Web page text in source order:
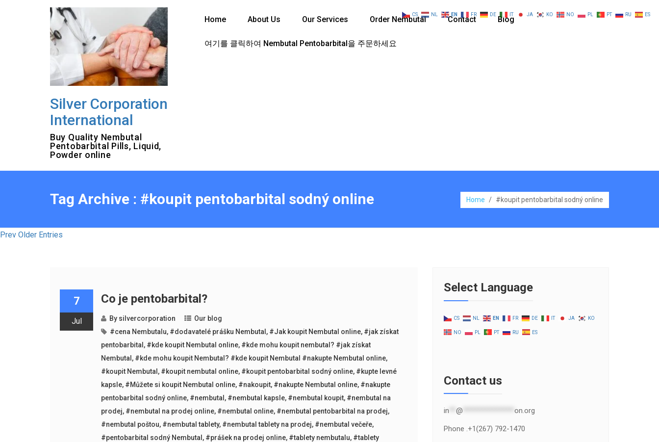
Silver Corporation
International
Buy Quality Nembutal
Pentobarbital Pills, Liquid,
Powder online
Home About Us Our Services Order Nembutal Contact Blog
여기를 클릭하여 Nembutal Pentobarbital을 주문하세요
Tag Archive : #koupit pentobarbital sodný online Home / #koupit pentobarbital sodný online
Prev Older Entries
7
Jul
Co je pentobarbital?
By silvercorporation
Our blog
#cena Nembutalu, #dodavatelé prášku Nembutal , #Jak koupit Nembutal online, #jak získat
pentobarbital , #kde koupit Nembutal online, #kde mohu koupit nembutal? #jak získat
Nembutal , #kde mohu koupit Nembutal? #kde koupit Nembutal #nakupte Nembutal online,
#koupit Nembutal , #koupit nembutal online, #koupit pentobarbital sodný online, #kupte levné
kapsle, #Můžete si koupit Nembutal online, #nakoupit, #nakupte Nembutal online, #nakupte
pentobarbital sodný online, #nembutal , #nembutal kapsle, #nembutal koupit, #nembutal na
prodej, #nembutal na prodej online, #nembutal online, #nembutal pentobarbital na prodej,
#nembutal poštou, #nembutal tablety, #nembutal tablety na prodej, #nembutal večeře,
#pentobarbital sodný Nembutal , #prášek na prodej online, #tablety nembutalu, #tablety
Select Language
CS NL EN FR DE IT JA KO
NO PL PT RU ES
Contact us
in @ on.org
Phone .+1(267) 792-1470
CS NL EN FR DE IT JA KO NO PL PT RU ES